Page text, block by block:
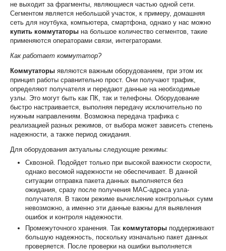
не выходит за фрагменты, являющиеся частью одной сети.
Сегментом является небольшой участок, к примеру, домашняя
сеть для ноутбука, компьютера, смартфона, однако у нас можно
купить коммутаторы на большое количество сегментов, такие
применяются операторами связи, интеграторами.
Как работает коммутатор?
Коммутаторы являются важным оборудованием, при этом их
принцип работы сравнительно прост. Они получают трафик,
определяют получателя и передают данные на необходимые
узлы. Это могут быть как ПК, так и телефоны. Оборудование
быстро настраивается, выполняя передачу исключительно по
нужным направлениям. Возможна передача трафика с
реализацией разных режимов, от выбора может зависеть степень
надежности, а также период ожидания.
Для оборудования актуальны следующие режимы:
Сквозной. Подойдет только при высокой важности скорости,
однако весомой надежности не обеспечивает. В данной
ситуации отправка пакета данных выполняется без
ожидания, сразу после получения MAC-адреса узла-
получателя. В таком режиме вычисление контрольных сумм
невозможно, а именно эти данные важны для выявления
ошибок и контроля надежности.
Промежуточного хранения. Так коммутаторы поддерживают
большую надежность, поскольку изначально пакет данных
проверяется. После проверки на ошибки выполняется